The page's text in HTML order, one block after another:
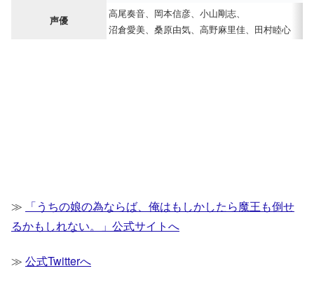
声優
高尾奏音、岡本信彦、小山剛志、
沼倉愛美、桑原由気、高野麻里佳、田村睦心
≫
「うちの娘の為ならば、俺はもしかしたら魔王も倒せ
るかもしれない。」公式サイトへ
≫ 公式Twitterへ